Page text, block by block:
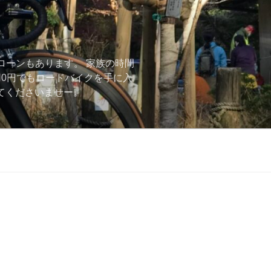
ーンもあります。 家族の時間
円でもロードバイクを手に入
くださいませー。